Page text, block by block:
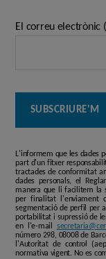
El correu electrònic
L'informem que les dades
part d'un fitxer
tractades de conformitat
dades personals, el
manera que li facilitem la
per finalitat l'enviament
segmentació de perfil per
portabilitat i supressió de
en l'e-mail
número 298, 08008 de
l'Autoritat de control
normativa vigent. No es